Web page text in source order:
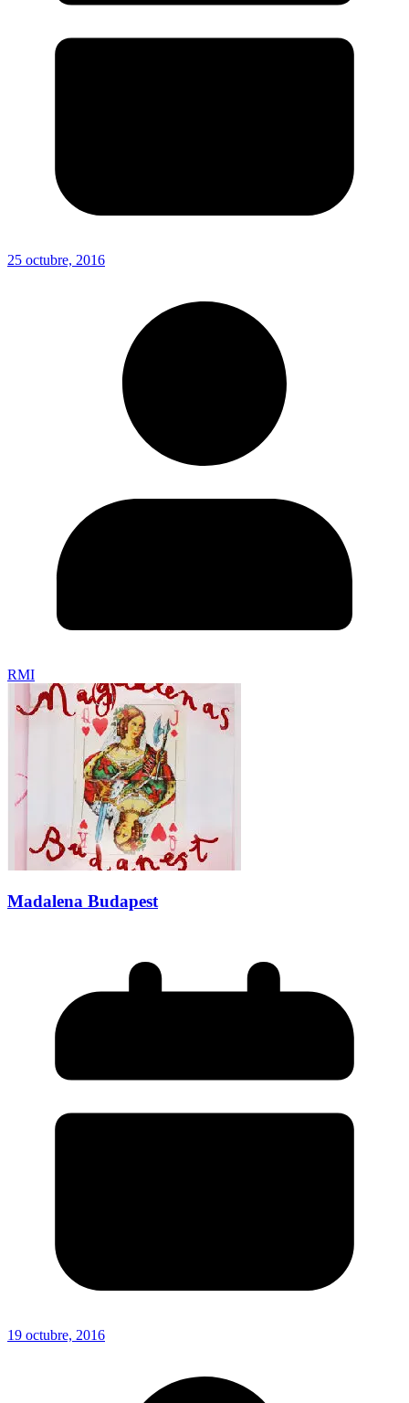
25 octubre, 2016
RMI
Madalena Budapest
19 octubre, 2016